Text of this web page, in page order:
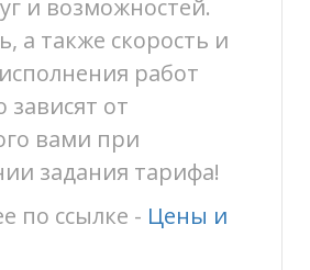
и возможностей.
а также скорость и
работ
от
вами при
задания тарифа!
по ссылке - Цены и